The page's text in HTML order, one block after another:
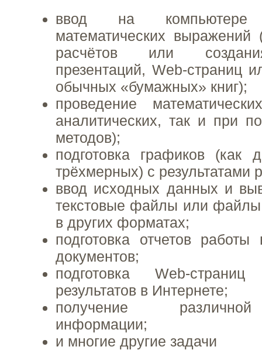
ввод на компьютере
математических
расчётов или
презентаций, Web-страниц
обычных «бумажных» книг);
проведение
аналитических, так и при
методов);
подготовка графиков (как
трёхмерных) с результатами
ввод исходных данных и
текстовые файлы или
в других форматах;
подготовка отчетов
документов;
подготовка Web-
результатов в Интернете;
получение
информации;
и многие другие задачи